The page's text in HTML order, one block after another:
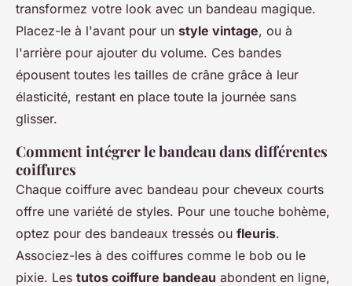
transformez votre look avec un bandeau magique.
Placez-le à l'avant pour un style vintage, ou à
l'arrière pour ajouter du volume. Ces bandes
épousent toutes les tailles de crâne grâce à leur
élasticité, restant en place toute la journée sans
glisser.
Comment intégrer le bandeau dans différentes
coiffures
Chaque coiffure avec bandeau pour cheveux courts
offre une variété de styles. Pour une touche bohème,
optez pour des bandeaux tressés ou fleuris.
Associez-les à des coiffures comme le bob ou le
pixie. Les tutos coiffure bandeau abondent en ligne,